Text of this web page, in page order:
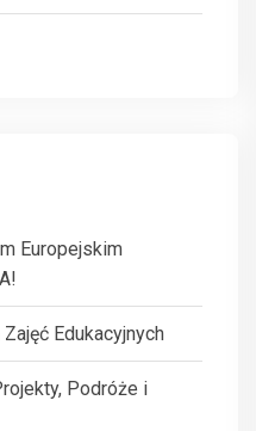
Europejskim
Edukacyjnych
Podróże i